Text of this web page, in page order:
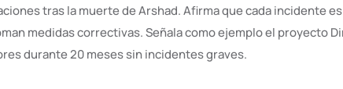
tras la muerte de Arshad. Afirma que cada incidente
medidas correctivas. Señala como ejemplo el proyecto
durante 20 meses sin incidentes graves.